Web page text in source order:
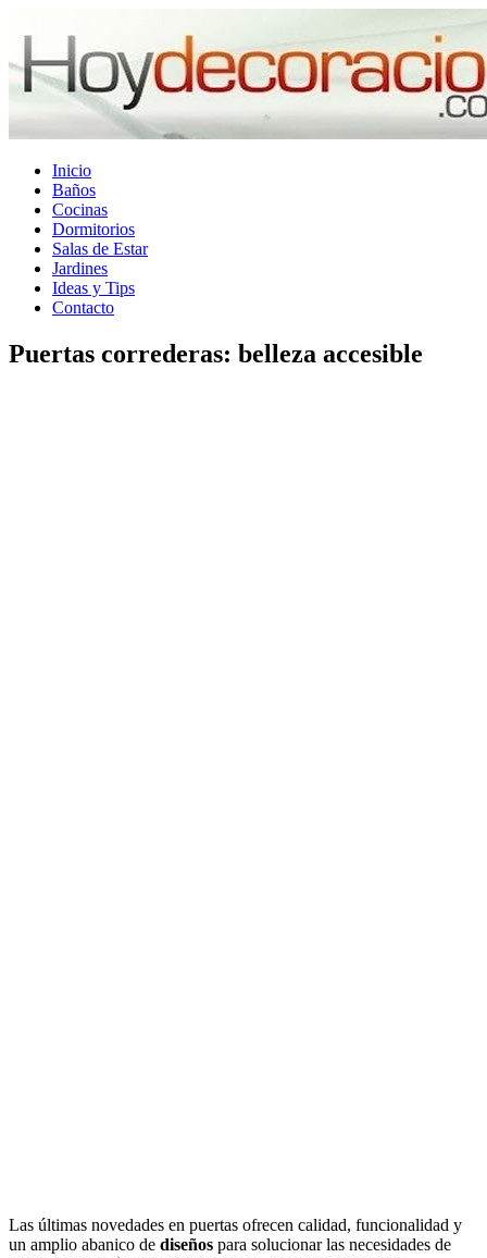
Inicio
Baños
Cocinas
Dormitorios
Salas de Estar
Jardines
Ideas y Tips
Contacto
Puertas correderas: belleza accesible
Las últimas novedades en puertas ofrecen calidad, funcionalidad y
un amplio abanico de diseños para solucionar las necesidades de